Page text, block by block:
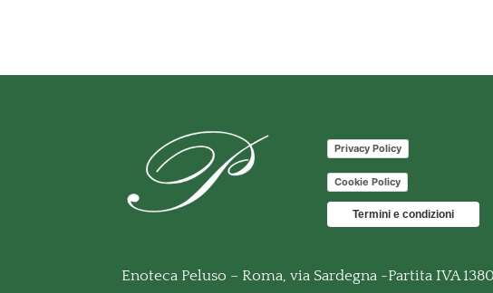
Privacy Policy
Cookie Policy
Termini e condizioni
Enoteca Peluso – Roma, via Sardegna -Partita IVA